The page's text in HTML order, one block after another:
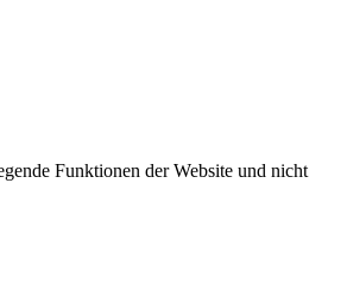
Funktionen der Website und nicht